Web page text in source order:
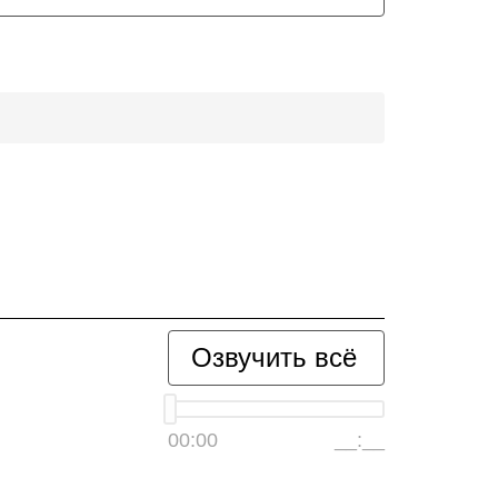
Озвучить всё
00:00 __:__